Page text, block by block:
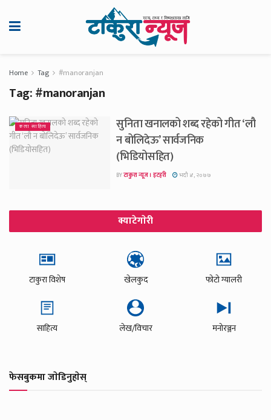
Home Tag #manoranjan
Tag:#manoranjan
कला साहित्य
सुनिता खनालको शब्द रहेको गीत ‘लौ
न बोलिदेऊ’ सार्वजनिक
(भिडियोसहित)
BYटाकुरा न्यूज । इटहरी भदौ ४, २०७७
क्याटेगाेरी
टाकुरा विशेष खेलकुद फोटो ग्यालरी
साहित्य लेख/विचार मनोरञ्जन
फेसबुकमा जाेडिनुहाेस्